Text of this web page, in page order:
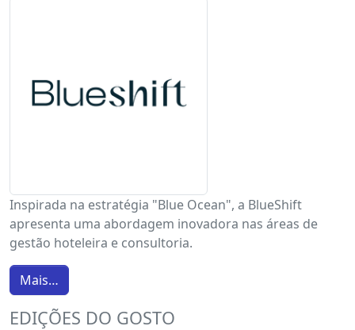
Inspirada na estratégia "Blue Ocean", a BlueShift
apresenta uma abordagem inovadora nas áreas de
gestão hoteleira e consultoria.
Mais…
EDIÇÕES DO GOSTO